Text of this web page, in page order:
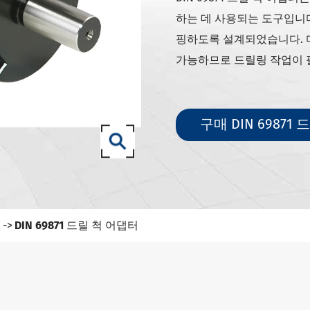
도구 홀더
CAT 도구 홀더
12164) HSK-A 도구 홀더
12164) HSK-F 도구 홀더
1)-HSK-T 도구 홀더
하는 데 사용되는 도구입
핑하도록 설계되었습니다.
가능하므로 드릴링 작업이
구매 DIN 69871
DIN 69871 드릴 척 어댑터